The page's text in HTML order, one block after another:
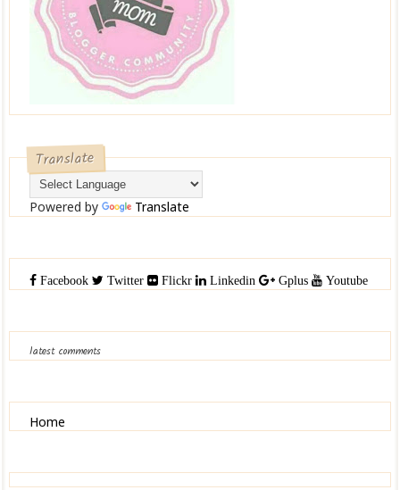
Translate
Powered by Translate
Facebook Twitter Flickr Linkedin Gplus Youtube
latest comments
Home